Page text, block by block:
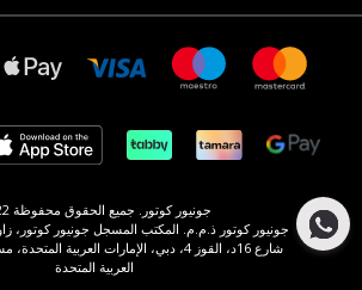
جونيور كوتور. جميع الحقوق محفوظة 2022.
جونيور كوتور ذ.م.م. المكتب المسجل جونيور كوتور،
شارع 16د، القوز 4، دبي، الإمارات العربية
العربية المتحدة